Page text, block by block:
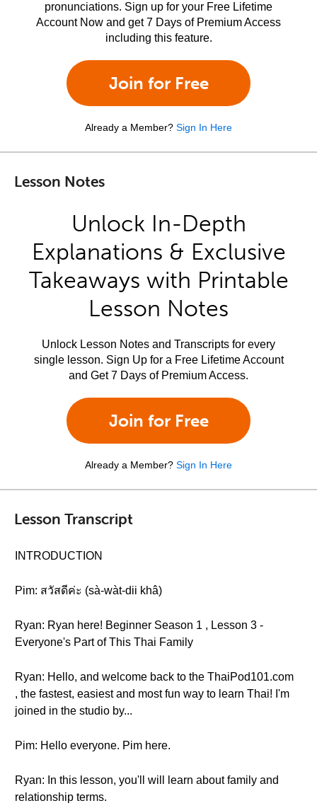
pronunciations. Sign up for your Free Lifetime
Account Now and get 7 Days of Premium Access
including this feature.
Join for Free
Already a Member? Sign In Here
Lesson Notes
Unlock In-Depth
Explanations & Exclusive
Takeaways with Printable
Lesson Notes
Unlock Lesson Notes and Transcripts for every
single lesson. Sign Up for a Free Lifetime Account
and Get 7 Days of Premium Access.
Join for Free
Already a Member? Sign In Here
Lesson Transcript
INTRODUCTION
Pim: สวัสดีค่ะ (sà-wàt-dii khâ)
Ryan: Ryan here! Beginner Season 1 , Lesson 3 -
Everyone's Part of This Thai Family
Ryan: Hello, and welcome back to the ThaiPod101.com
, the fastest, easiest and most fun way to learn Thai! I'm
joined in the studio by...
Pim: Hello everyone. Pim here.
Ryan: In this lesson, you'll will learn about family and
relationship terms.